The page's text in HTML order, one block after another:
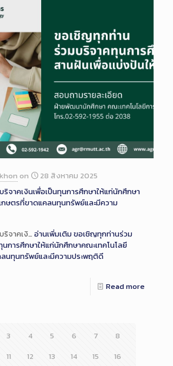
on
28 สิงหาคม 2025
จาคเงินเพื่อเป็นทุนการศึกษาให้แก่นักศึกษา
กษตรที่ขาดแคลนทุนทรัพย์และมีความ
จาคเงิ… อ่านเพิ่มเติมขอเชิญทุกท่านร่วม
นการศึกษาให้แก่นักศึกษาคณะเทคโนโลยี
นทุนทรัพย์และมีความประพฤติดี
Read more
3 4 5 6 7
8
11 12 13 14 15 16